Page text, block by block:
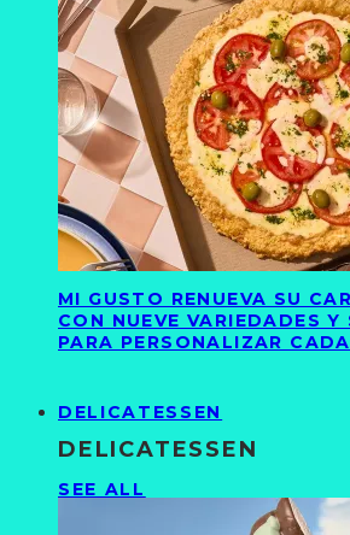
MI GUSTO RENUEVA SU
CON NUEVE VARIEDADES Y
PARA PERSONALIZAR
DELICATESSEN
DELICATESSEN
SEE ALL